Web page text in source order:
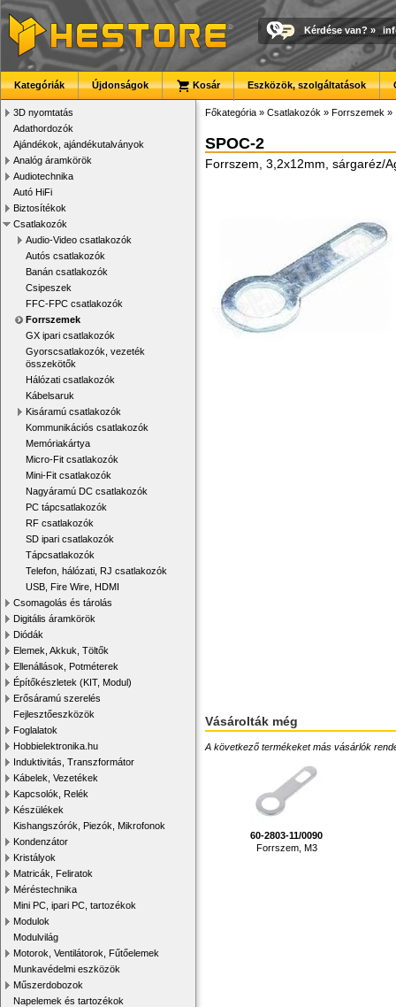
Kérdése van? »
Kategóriák Újdonságok Kosár Eszközök, szolgáltatások
3D nyomtatás
Adathordozók
Ajándékok, ajándékutalványok
Analóg áramkörök
Audiotechnika
Autó HiFi
Biztosítékok
Csatlakozók
Audio-Video csatlakozók
Autós csatlakozók
Banán csatlakozók
Csipeszek
FFC-FPC csatlakozók
Forrszemek
GX ipari csatlakozók
Gyorscsatlakozók, vezeték
összekötők
Hálózati csatlakozók
Kábelsaruk
Kisáramú csatlakozók
Kommunikációs csatlakozók
Memóriakártya
Micro-Fit csatlakozók
Mini-Fit csatlakozók
Nagyáramú DC csatlakozók
PC tápcsatlakozók
RF csatlakozók
SD ipari csatlakozók
Tápcsatlakozók
Telefon, hálózati, RJ csatlakozók
USB, Fire Wire, HDMI
Csomagolás és tárolás
Digitális áramkörök
Diódák
Elemek, Akkuk, Töltők
Ellenállások, Potméterek
Építőkészletek (KIT, Modul)
Erősáramú szerelés
Fejlesztőeszközök
Foglalatok
Hobbielektronika.hu
Induktivitás, Transzformátor
Kábelek, Vezetékek
Kapcsolók, Relék
Készülékek
Kishangszórók, Piezók, Mikrofonok
Kondenzátor
Kristályok
Matricák, Feliratok
Méréstechnika
Mini PC, ipari PC, tartozékok
Modulok
Modulvilág
Motorok, Ventilátorok, Fűtőelemek
Munkavédelmi eszközök
Műszerdobozok
Napelemek és tartozékok
Főkategória » Csatlakozók » Forrszemek »
SPOC-2
Forrszem, 3,2x12mm, sárgaréz/
Vásárolták még
A következő termékeket más vásárlók
60-2803-11/0090
Forrszem, M3